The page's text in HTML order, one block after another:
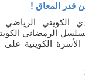
قدر المعاق !
الكويتي
الرمضاني
الكويتية على